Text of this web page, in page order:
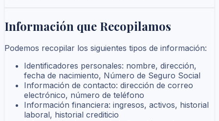
Información que Recopilamos
Podemos recopilar los siguientes tipos de información:
Identificadores personales: nombre, dirección,
fecha de nacimiento, Número de Seguro Social
Información de contacto: dirección de correo
electrónico, número de teléfono
Información financiera: ingresos, activos, historial
laboral, historial crediticio